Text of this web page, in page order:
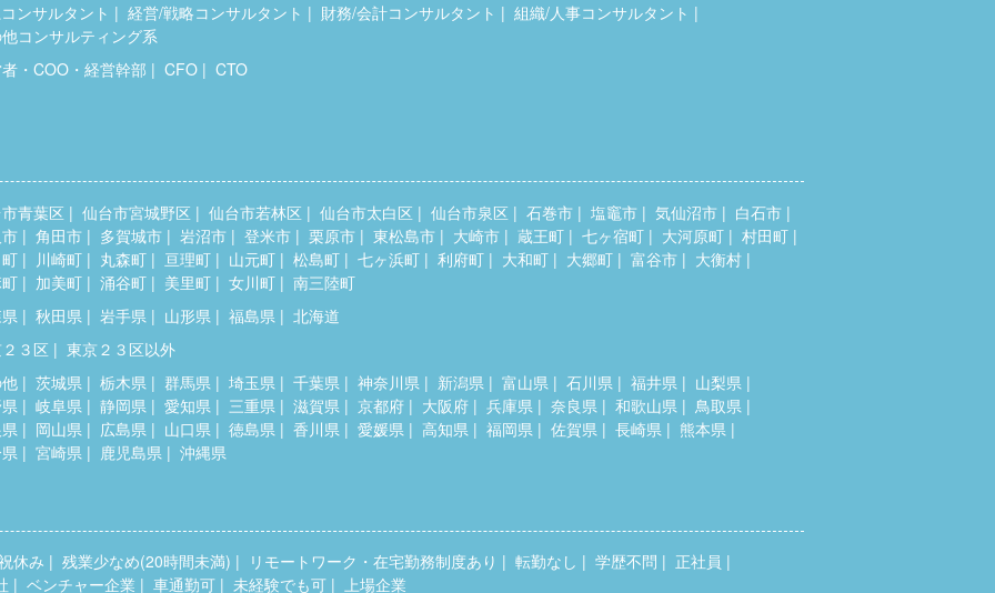
ンサルタント
経営/戦略コンサルタント 財務/会計コンサルタント
組織/人事コンサルタント
コンサルティング系
・COO・経営幹部
CFO CTO
青葉区 仙台市宮城野区 仙台市若林区 仙台市太白区 仙台市泉区 石巻市 塩竈市 気仙沼市
白石市
角田市 多賀城市 岩沼市 登米市 栗原市 東松島市 大崎市 蔵王町 七ヶ宿町 大河原町
村田町
川崎町 丸森町 亘理町 山元町 松島町 七ヶ浜町 利府町 大和町 大郷町 富谷市
大衡村
加美町 涌谷町 美里町 女川町
南三陸町
秋田県 岩手県 山形県 福島県
北海道
３区
東京２３区以外
茨城県 栃木県 群馬県 埼玉県 千葉県 神奈川県 新潟県 富山県 石川県 福井県
山梨県
岐阜県 静岡県 愛知県 三重県 滋賀県 京都府 大阪府 兵庫県 奈良県 和歌山県
鳥取県
岡山県 広島県 山口県 徳島県 香川県 愛媛県 高知県 福岡県 佐賀県 長崎県
熊本県
宮崎県 鹿児島県 沖縄県
休み 残業少なめ(20時間未満) リモートワーク・在宅勤務制度あり 転勤なし 学歴不問
正社員
ベンチャー企業 車通勤可 未経験でも可 上場企業